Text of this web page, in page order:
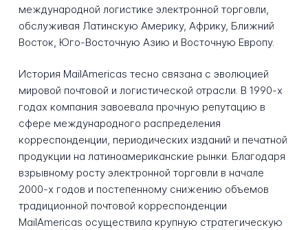
международной логистике электронной торговли,
обслуживая Латинскую Америку, Африку, Ближний
Восток, Юго-Восточную Азию и Восточную Европу.
История MailAmericas тесно связана с эволюцией
мировой почтовой и логистической отрасли. В 1990-х
годах компания завоевала прочную репутацию в
сфере международного распределения
корреспонденции, периодических изданий и печатной
продукции на латиноамериканские рынки. Благодаря
взрывному росту электронной торговли в начале
2000-х годов и постепенному снижению объемов
традиционной почтовой корреспонденции
MailAmericas осуществила крупную стратегическую